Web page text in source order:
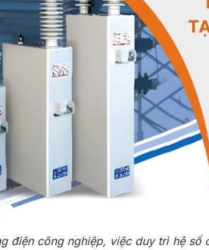
điện công nghiệp, việc duy trì hệ